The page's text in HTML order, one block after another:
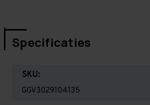
Specificaties
SKU:
GGV3029104135